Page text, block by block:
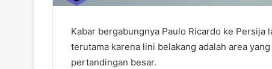
Kabar bergabungnya Paulo Ricardo ke Persija
terutama karena lini belakang adalah area
pertandingan besar.